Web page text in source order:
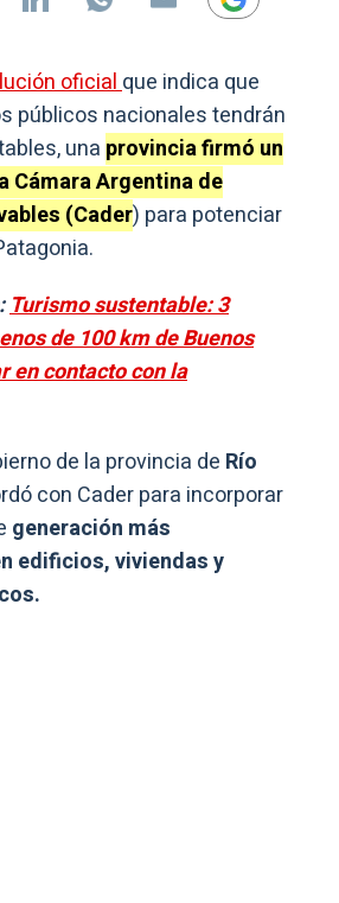
oficialque indica que
públicos nacionales tendrán
una provincia firmó un
Cámara Argentina de
(Cader) para potenciar
Turismo sustentable: 3
de 100 km de Buenos
en contacto con la
de la provincia de Río
con Cader para incorporar
generación más
edificios, viviendas y